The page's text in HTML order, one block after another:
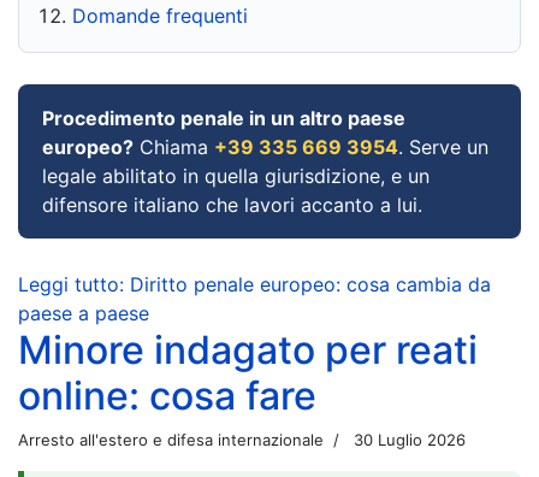
Domande frequenti
Procedimento penale in un altro paese
europeo? Chiama +39 335 669 3954. Serve un
legale abilitato in quella giurisdizione, e un
difensore italiano che lavori accanto a lui.
Leggi tutto: Diritto penale europeo: cosa cambia da
paese a paese
Minore indagato per reati
online: cosa fare
Arresto all'estero e difesa internazionale 30 Luglio 2026